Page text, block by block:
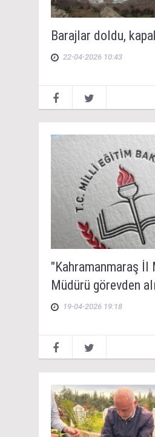
Barajlar doldu,
22-04-2026 10:43
"Kahramanmaraş İl
Müdürü görevden
19-04-2026 19:18